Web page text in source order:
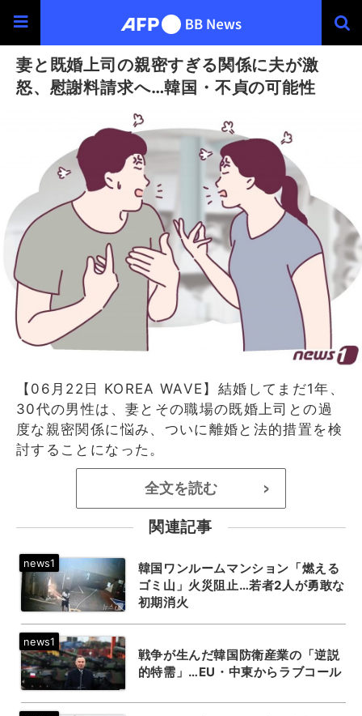
妻と既婚上司の親密すぎる関係に夫が激
怒、慰謝料請求へ…韓国・不貞の可能性
【06月22日 KOREA WAVE】結婚してまだ1年、
30代の男性は、妻とその職場の既婚上司との過
度な親密関係に悩み、ついに離婚と法的措置を検
討することになった。
全文を読む >
関連記事
韓国ワンルームマンション「燃える
ゴミ山」火災阻止…若者2人が勇敢な
初期消火
戦争が生んだ韓国防衛産業の「逆説
的特需」…EU・中東からラブコール